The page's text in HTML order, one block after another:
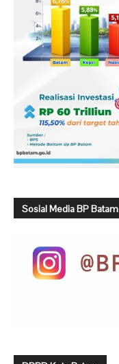
Sosial Media BP Batam